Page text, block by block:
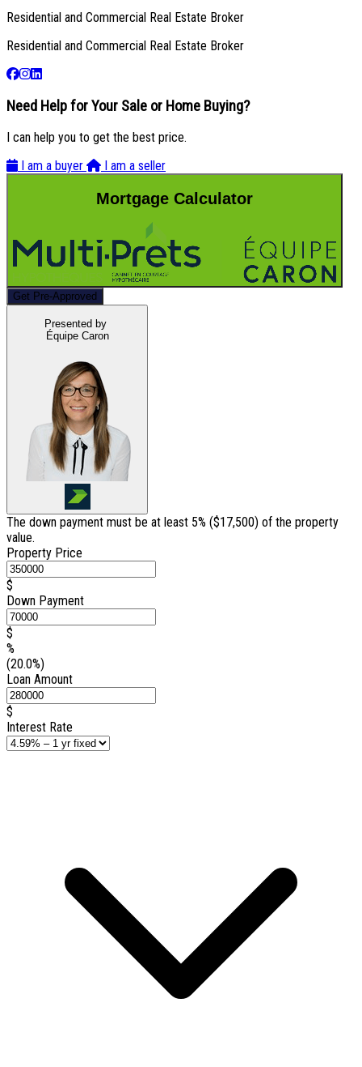
Residential and Commercial Real Estate Broker
Residential and Commercial Real Estate Broker
Need Help for Your Sale or Home Buying?
I can help you to get the best price.
I am a buyer
I am a seller
Mortgage Calculator
Get Pre-Approved
Presented by
Équipe Caron
The down payment must be at least 5% ($17,500) of the property
value.
Property Price
$
Down Payment
$
%
(20.0%)
Loan Amount
$
Interest Rate